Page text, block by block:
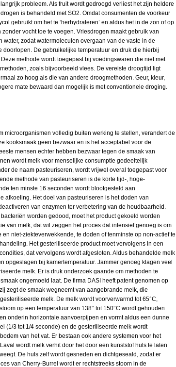
probleem. Als fruit wordt gedroogd verliest het zijn heldere
is behandeld met SO2. Omdat consumenten de voorkeur
gebruikt om het te ‘herhydrateren’ en aldus het in de zon of op
vocht toe te voegen. Vriesdrogen maakt gebruik van
zodat watermoleculen overgaan van de vaste in de
doorlopen. De gebruikelijke temperatuur en druk die hierbij
methode wordt toegepast bij voedingswaren die niet met
zoals bijvoorbeeld vlees. De vereiste droogtijd ligt
zo hoog als die van andere droogmethoden. Geur, kleur,
mate bewaard dan mogelijk is met conventionele droging.
microorganismen volledig buiten werking te stellen, verandert de
kooksmaak geen bezwaar en is het acceptabel voor de
mensen echter hebben bezwaar tegen de smaak van
wordt melk voor menselijke consumptie gedeeltelijk
de naam pasteuriseren, wordt vrijwel overal toegepast voor
methode van pasteuriseren is de korte tijd-, hoge-
ten minste 16 seconden wordt blootgesteld aan
afkoeling. Het doel van pasteuriseren is het doden van
van enzymen ter verbetering van de houdbaarheid.
worden gedood, moet het product gekoeld worden
van melk, dat wil zeggen het proces dat intensief genoeg is om
niet-ziekteverwekkende, te doden of tenminste op non-actief te
Het gesteriliseerde product moet vervolgens in een
dat vervolgens wordt afgesloten. Aldus behandelde melk
opgeslagen bij kamertemperatuur. Jammer genoeg klagen veel
melk. Er is druk onderzoek gaande om methoden te
ongemoeid laat. De firma DASI heeft patent genomen op
zegt de smaak wegneemt van aangebrande melk, die
melk. De melk wordt voorverwarmd tot 65°C,
op een temperatuur van 138° tot 150°C wordt gehouden
onderin horizontale aanvoerpijpen en vormt aldus een dunne
(1/3 tot 1/4 seconde) en de gesteriliseerde melk wordt
van het vat. Er bestaan ook andere systemen voor het
wordt melk verhit door het door een kunststof huls te laten
De huls zelf wordt gesneden en dichtgeseald, zodat er
van Cherry-Burrel wordt er rechtstreeks stoom in de